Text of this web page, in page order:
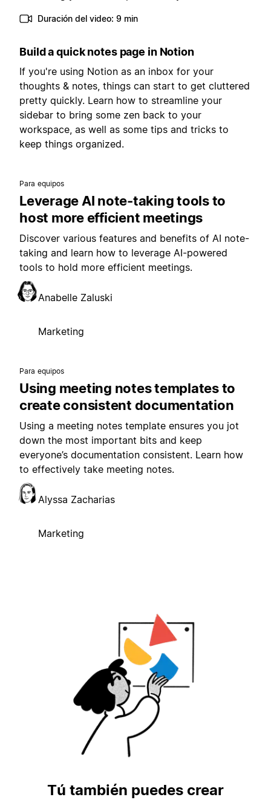
Duración del video: 9 min
Build a quick notes page in Notion
If you're using Notion as an inbox for your
thoughts & notes, things can start to get cluttered
pretty quickly. Learn how to streamline your
sidebar to bring some zen back to your
workspace, as well as some tips and tricks to
keep things organized.
Para equipos
Leverage AI note-taking tools to
host more efficient meetings
Discover various features and benefits of AI note-
taking and learn how to leverage AI-powered
tools to hold more efficient meetings.
Anabelle Zaluski
Marketing
Para equipos
Using meeting notes templates to
create consistent documentation
Using a meeting notes template ensures you jot
down the most important bits and keep
everyone’s documentation consistent. Learn how
to effectively take meeting notes.
Alyssa Zacharias
Marketing
Tú también puedes crear